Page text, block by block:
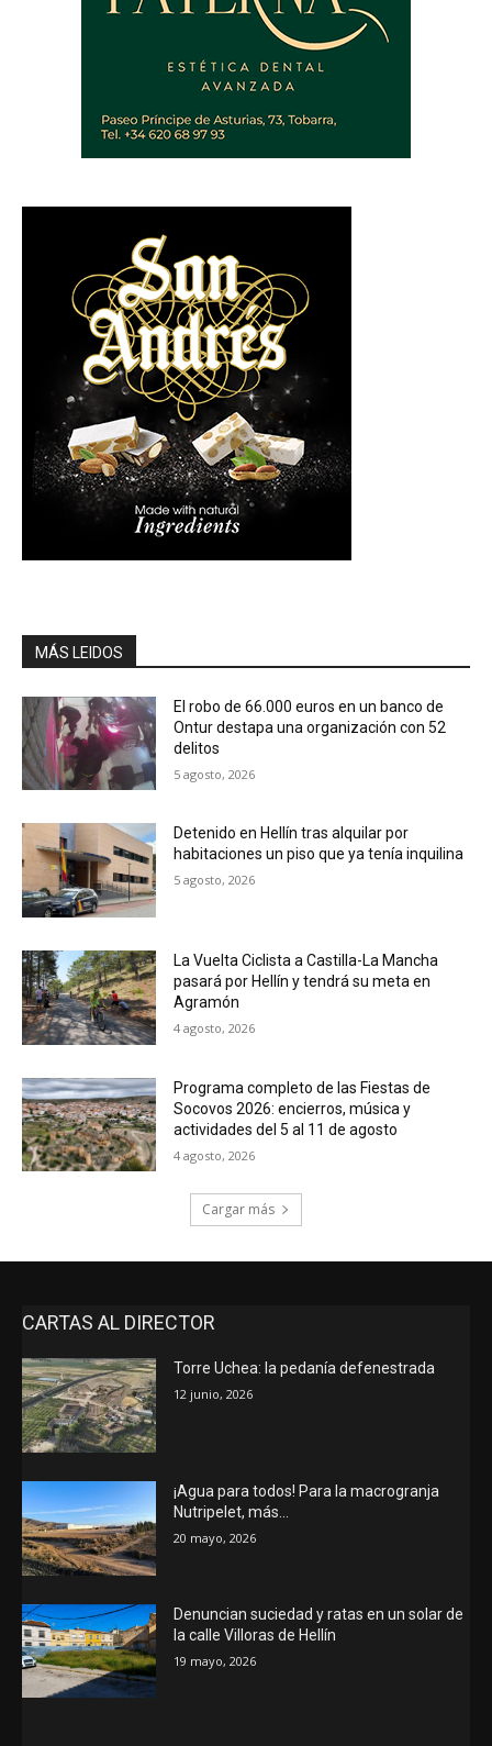
MÁS LEIDOS
El robo de 66.000 euros en un banco de
Ontur destapa una organización con 52
delitos
5 agosto, 2026
Detenido en Hellín tras alquilar por
habitaciones un piso que ya tenía inquilina
5 agosto, 2026
La Vuelta Ciclista a Castilla-La Mancha
pasará por Hellín y tendrá su meta en
Agramón
4 agosto, 2026
Programa completo de las Fiestas de
Socovos 2026: encierros, música y
actividades del 5 al 11 de agosto
4 agosto, 2026
Cargar más
CARTAS AL DIRECTOR
Torre Uchea: la pedanía defenestrada
12 junio, 2026
¡Agua para todos! Para la macrogranja
Nutripelet, más…
20 mayo, 2026
Denuncian suciedad y ratas en un solar de
la calle Villoras de Hellín
19 mayo, 2026